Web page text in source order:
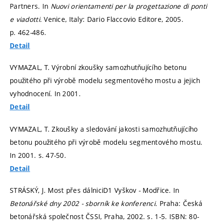
Partners. In Nuovi orientamenti per la progettazione di ponti
e viadotti.Venice, Italy: Dario Flaccovio Editore, 2005.
p. 462-486.
Detail
VYMAZAL, T. Výrobní zkoušky samozhutňujícího betonu
použitého při výrobě modelu segmentového mostu a jejich
vyhodnocení. In 2001.
Detail
VYMAZAL, T. Zkoušky a sledování jakosti samozhutňujícího
betonu použitého při výrobě modelu segmentového mostu.
In 2001. s. 47-50.
Detail
STRÁSKÝ, J. Most přes dálniciD1 Vyškov - Modřice. In
Betonářské dny 2002 - sborník ke konferenci. Praha: Česká
betonářská společnost ČSSI, Praha, 2002.s. 1-5. ISBN: 80-